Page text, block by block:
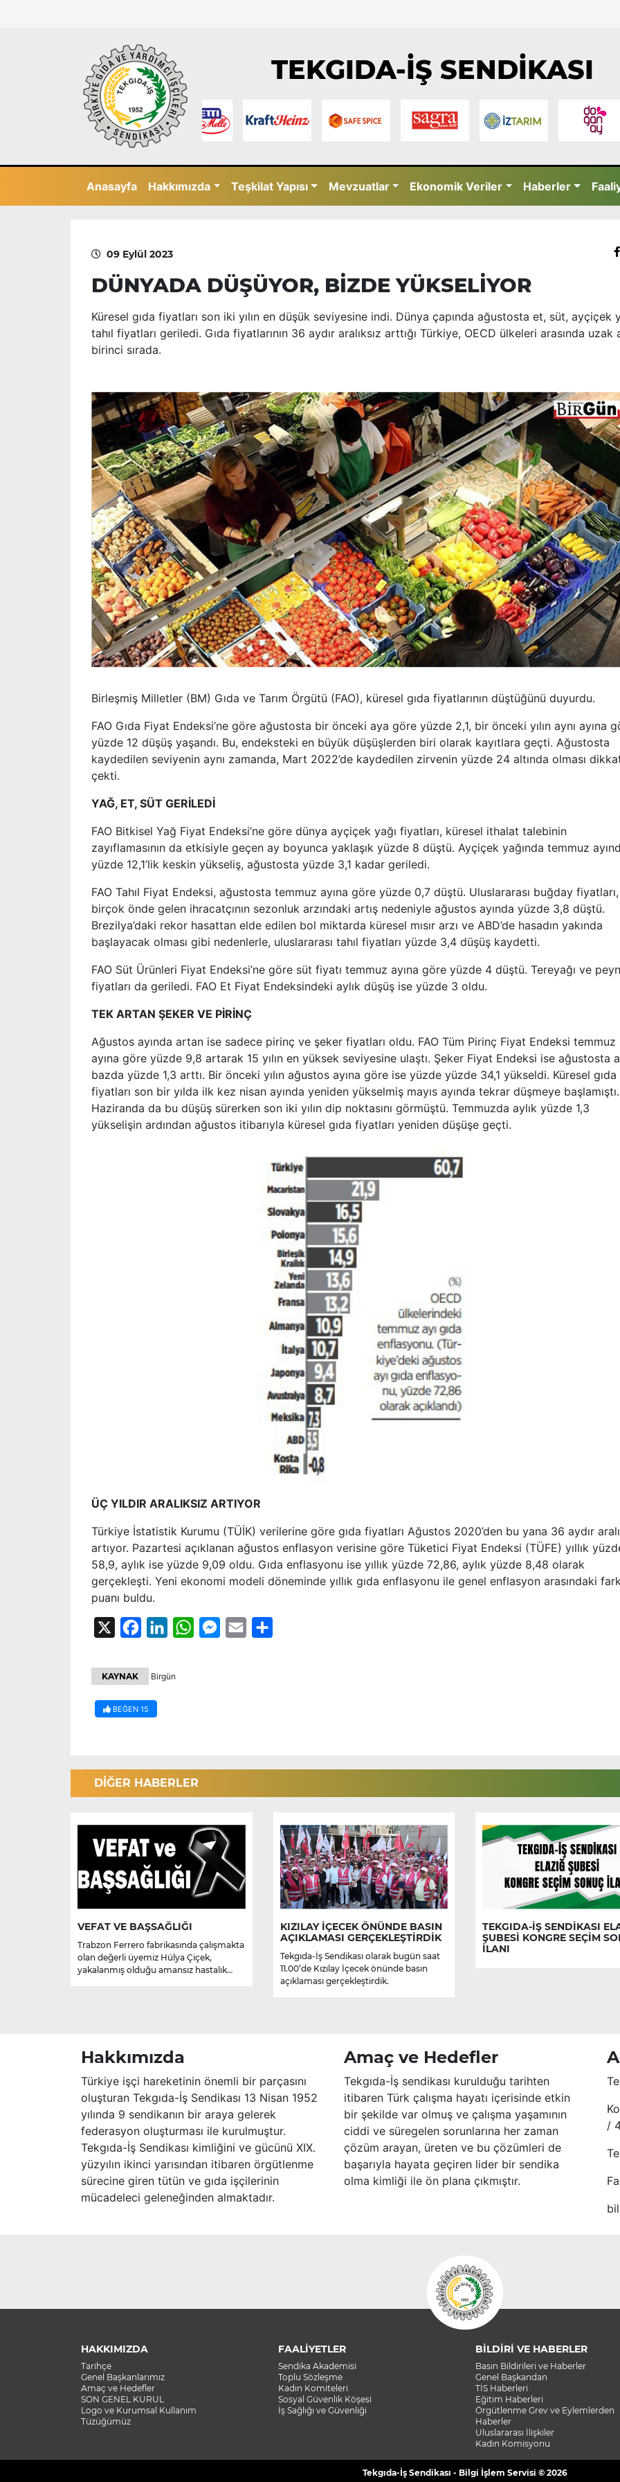
TEKGIDA-İŞ SENDİKASI
Anasayfa Hakkımızda Teşkilat Yapısı Mevzuatlar Ekonomik Veriler Haberler
09 Eylül 2023
DÜNYADA DÜŞÜYOR, BİZDE YÜKSELİYOR
Küresel gıda fiyatları son iki yılın en düşük seviyesine indi. Dünya çapında ağustosta et, süt, ayçiçek
tahıl fiyatları geriledi. Gıda fiyatlarının 36 aydır aralıksız arttığı Türkiye, OECD ülkeleri arasında uzak
birinci sırada.
Birleşmiş Milletler (BM) Gıda ve Tarım Örgütü (FAO), küresel gıda fiyatlarının düştüğünü duyurdu.
FAO Gıda Fiyat Endeksi’ne göre ağustosta bir önceki aya göre yüzde 2,1, bir önceki yılın aynı ayına
yüzde 12 düşüş yaşandı. Bu, endeksteki en büyük düşüşlerden biri olarak kayıtlara geçti. Ağustosta
kaydedilen seviyenin aynı zamanda, Mart 2022’de kaydedilen zirvenin yüzde 24 altında olması
çekti.
YAĞ, ET, SÜT GERİLEDİ
FAO Bitkisel Yağ Fiyat Endeksi’ne göre dünya ayçiçek yağı fiyatları, küresel ithalat talebinin
zayıflamasının da etkisiyle geçen ay boyunca yaklaşık yüzde 8 düştü. Ayçiçek yağında temmuz
yüzde 12,1’lik keskin yükseliş, ağustosta yüzde 3,1 kadar geriledi.
FAO Tahıl Fiyat Endeksi, ağustosta temmuz ayına göre yüzde 0,7 düştü. Uluslararası buğday fiyatları,
birçok önde gelen ihracatçının sezonluk arzındaki artış nedeniyle ağustos ayında yüzde 3,8 düştü.
Brezilya’daki rekor hasattan elde edilen bol miktarda küresel mısır arzı ve ABD’de hasadın yakında
başlayacak olması gibi nedenlerle, uluslararası tahıl fiyatları yüzde 3,4 düşüş kaydetti.
FAO Süt Ürünleri Fiyat Endeksi’ne göre süt fiyatı temmuz ayına göre yüzde 4 düştü. Tereyağı ve
fiyatları da geriledi. FAO Et Fiyat Endeksindeki aylık düşüş ise yüzde 3 oldu.
TEK ARTAN ŞEKER VE PİRİNÇ
Ağustos ayında artan ise sadece pirinç ve şeker fiyatları oldu. FAO Tüm Pirinç Fiyat Endeksi temmuz
ayına göre yüzde 9,8 artarak 15 yılın en yüksek seviyesine ulaştı. Şeker Fiyat Endeksi ise ağustosta
bazda yüzde 1,3 arttı. Bir önceki yılın ağustos ayına göre ise yüzde yüzde 34,1 yükseldi. Küresel gıda
fiyatları son bir yılda ilk kez nisan ayında yeniden yükselmiş mayıs ayında tekrar düşmeye başlamıştı.
Haziranda da bu düşüş sürerken son iki yılın dip noktasını görmüştü. Temmuzda aylık yüzde 1,3
yükselişin ardından ağustos itibarıyla küresel gıda fiyatları yeniden düşüşe geçti.
ÜÇ YILDIR ARALIKSIZ ARTIYOR
Türkiye İstatistik Kurumu (TÜİK) verilerine göre gıda fiyatları Ağustos 2020’den bu yana 36 aydır
artıyor. Pazartesi açıklanan ağustos enflasyon verisine göre Tüketici Fiyat Endeksi (TÜFE) yıllık
58,9, aylık ise yüzde 9,09 oldu. Gıda enflasyonu ise yıllık yüzde 72,86, aylık yüzde 8,48 olarak
gerçekleşti. Yeni ekonomi modeli döneminde yıllık gıda enflasyonu ile genel enflasyon arasındaki
puanı buldu.
FacebookLinkedInWhatsAppMessenger
Email
KAYNAK Birgün
BEĞEN 15
DİĞER HABERLER
VEFAT VE BAŞSAĞLIĞI
Trabzon Ferrero fabrikasında çalışmakta
olan değerli üyemiz Hülya Çiçek,
yakalanmış olduğu amansız hastalık
KIZILAY İÇECEK ÖNÜNDE BASIN
AÇIKLAMASI GERÇEKLEŞTİRDİK
Tekgıda-İş Sendikası olarak bugün saat
11.00’de Kızılay İçecek önünde basın
açıklaması gerçekleştirdik.
TEKGIDA-İŞ SENDİKASI
ŞUBESİ KONGRE SEÇİM
İLANI
Hakkımızda
Türkiye işçi hareketinin önemli bir parçasını
oluşturan Tekgıda-İş Sendikası 13 Nisan 1952
yılında 9 sendikanın bir araya gelerek
federasyon oluşturması ile kurulmuştur.
Tekgıda-İş Sendikası kimliğini ve gücünü XIX.
yüzyılın ikinci yarısından itibaren örgütlenme
sürecine giren tütün ve gıda işçilerinin
mücadeleci geleneğinden almaktadır.
Amaç ve Hedefler
Tekgıda-İş sendikası kurulduğu tarihten
itibaren Türk çalışma hayatı içerisinde etkin
bir şekilde var olmuş ve çalışma yaşamının
ciddi ve süregelen sorunlarına her zaman
çözüm arayan, üreten ve bu çözümleri de
başarıyla hayata geçiren lider bir sendika
olma kimliği ile ön plana çıkmıştır.
/
HAKKIMIZDA
Tarihçe
Genel Başkanlarımız
Amaç ve Hedefler
SON GENEL KURUL
Logo ve Kurumsal Kullanım
Tüzüğümüz
FAALİYETLER
Sendika Akademisi
Toplu Sözleşme
Kadın Komiteleri
Sosyal Güvenlik Köşesi
İş Sağlığı ve Güvenliği
BİLDİRİ VE HABERLER
Basın Bildirileri ve Haberler
Genel Başkandan
TİS Haberleri
Eğitim Haberleri
Örgütlenme Grev ve Eylemlerden
Haberler
Uluslararası İlişkiler
Kadın Komisyonu
Tekgıda-İş Sendikası - Bilgi İşlem Servisi © 2026